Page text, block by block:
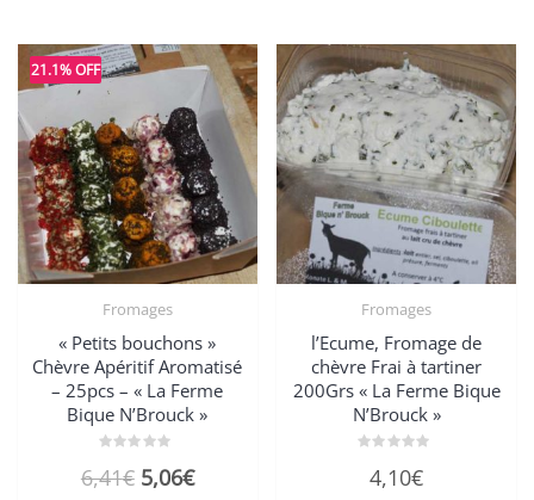
21.1% OFF
Fromages
« Petits bouchons »
Chèvre Apéritif Aromatisé
– 25pcs – « La Ferme
Bique N’Brouck »
0
6,41€ 5,06€
Fromages
l’Ecume, Fromage de
chèvre Frai à tartiner
200Grs « La Ferme Bique
N’Brouck »
sur
4,10€